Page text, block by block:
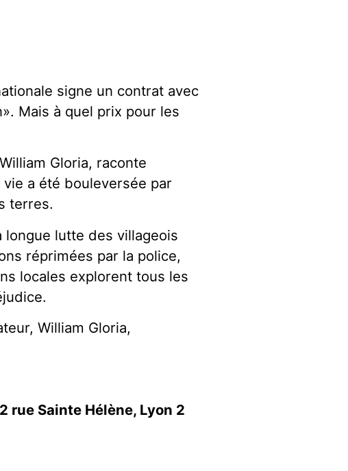
signe un contrat avec
Mais à quel prix pour les
Gloria, raconte
a été bouleversée par
terres.
lutte des villageois
réprimées par la police,
locales explorent tous les
William Gloria,
rue Sainte Hélène, Lyon 2